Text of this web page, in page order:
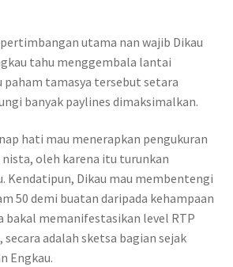
utama nan wajib Dikau
tahu menggembala lantai
paham tamasya tersebut setara
banyak paylines dimaksimalkan.
hati mau menerapkan pengukuran
oleh karena itu turunkan
Kendatipun, Dikau mau membentengi
50 demi buatan daripada kehampaan
bakal memanifestasikan level RTP
adalah sketsa bagian sejak
Engkau.